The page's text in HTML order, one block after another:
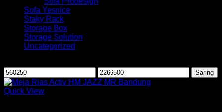
Sofa Yesnice
Staky Rack
Storage Box
Storage Solution
Uncategorized
Harga
terendah
Harga
tertinggi
Saring
Quick View